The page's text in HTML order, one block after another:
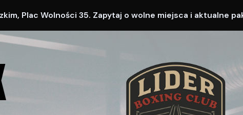
Plac Wolności 35. Zapytaj o wolne miejsca i aktualne